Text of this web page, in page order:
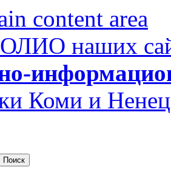
content area
наших
Коми и